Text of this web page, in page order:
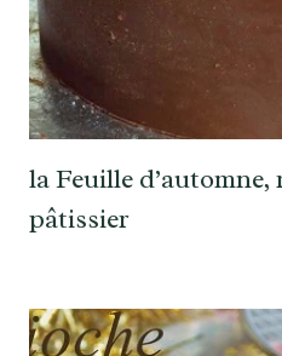
la Feuille
pâtissier